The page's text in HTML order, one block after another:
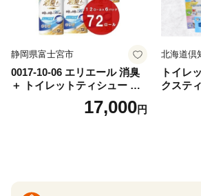
静岡県富士宮市
0017-10-06 エリエール 消臭
＋ トイレットティシュー し
っかり香るフレッシュクリア
の香り ダブル 12ロール×6パ
17,000円
北海道倶
トイレ
クステ
回 日
常備品